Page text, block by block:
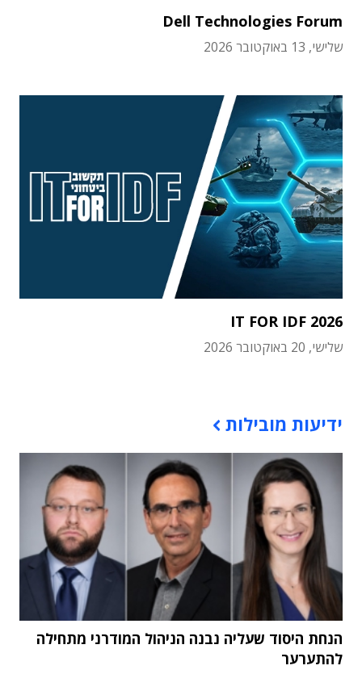
Dell Technologies Forum
שלישי, 13 באוקטובר 2026
IT FOR IDF 2026
שלישי, 20 באוקטובר 2026
ידיעות מובילות
הנחת היסוד שעליה נבנה הניהול המודרני מתחילה
להתערער